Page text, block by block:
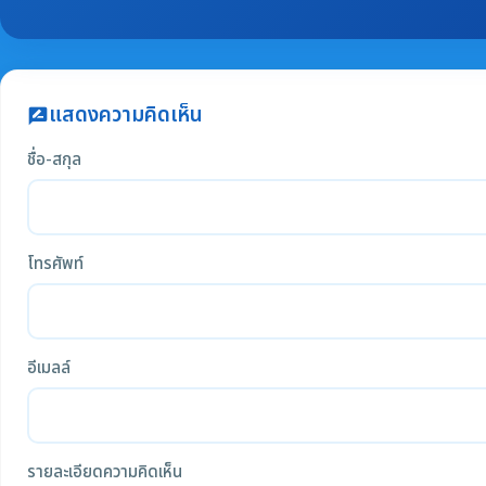
rate_reviewแสดงความคิดเห็น
ชื่อ-สกุล
โทรศัพท์
อีเมลล์
รายละเอียดความคิดเห็น